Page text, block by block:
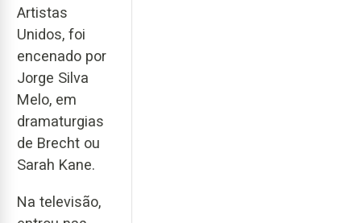
Artistas
Unidos, foi
encenado por
Jorge Silva
Melo, em
dramaturgias
de Brecht ou
Sarah Kane.
Na televisão,